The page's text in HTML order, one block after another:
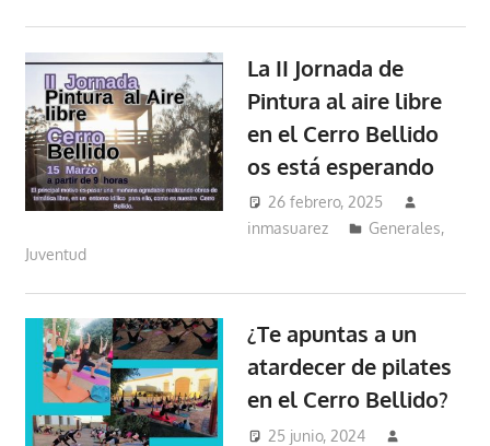
La II Jornada de
Pintura al aire libre
en el Cerro Bellido
os está esperando
26 febrero, 2025
inmasuarez
Generales,
Juventud
¿Te apuntas a un
atardecer de pilates
en el Cerro Bellido?
25 junio, 2024